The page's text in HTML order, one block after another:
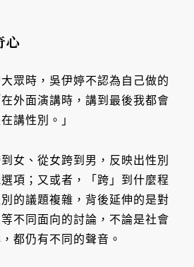
心
眾時，吳伊婷不認為自己做的
外面演講時，講到最後我都會
講性別。」
女、從女跨到男，反映出性別
項；又或者，「跨」到什麼程
的議題複雜，背後延伸的是對
不同面向的討論，不論是社會
都仍有不同的聲音。